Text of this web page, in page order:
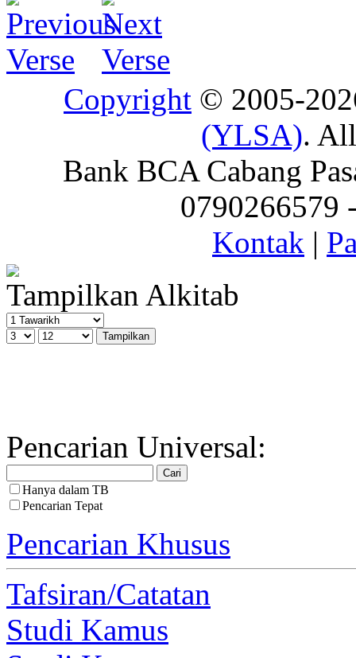
Copyright © 2005-
(YLSA).
Bank BCA Cabang
0790266579
Kontak |
Tampilkan Alkitab
Pencarian Universal:
Hanya dalam TB
Pencarian Tepat
Pencarian Khusus
Tafsiran/Catatan
Studi Kamus